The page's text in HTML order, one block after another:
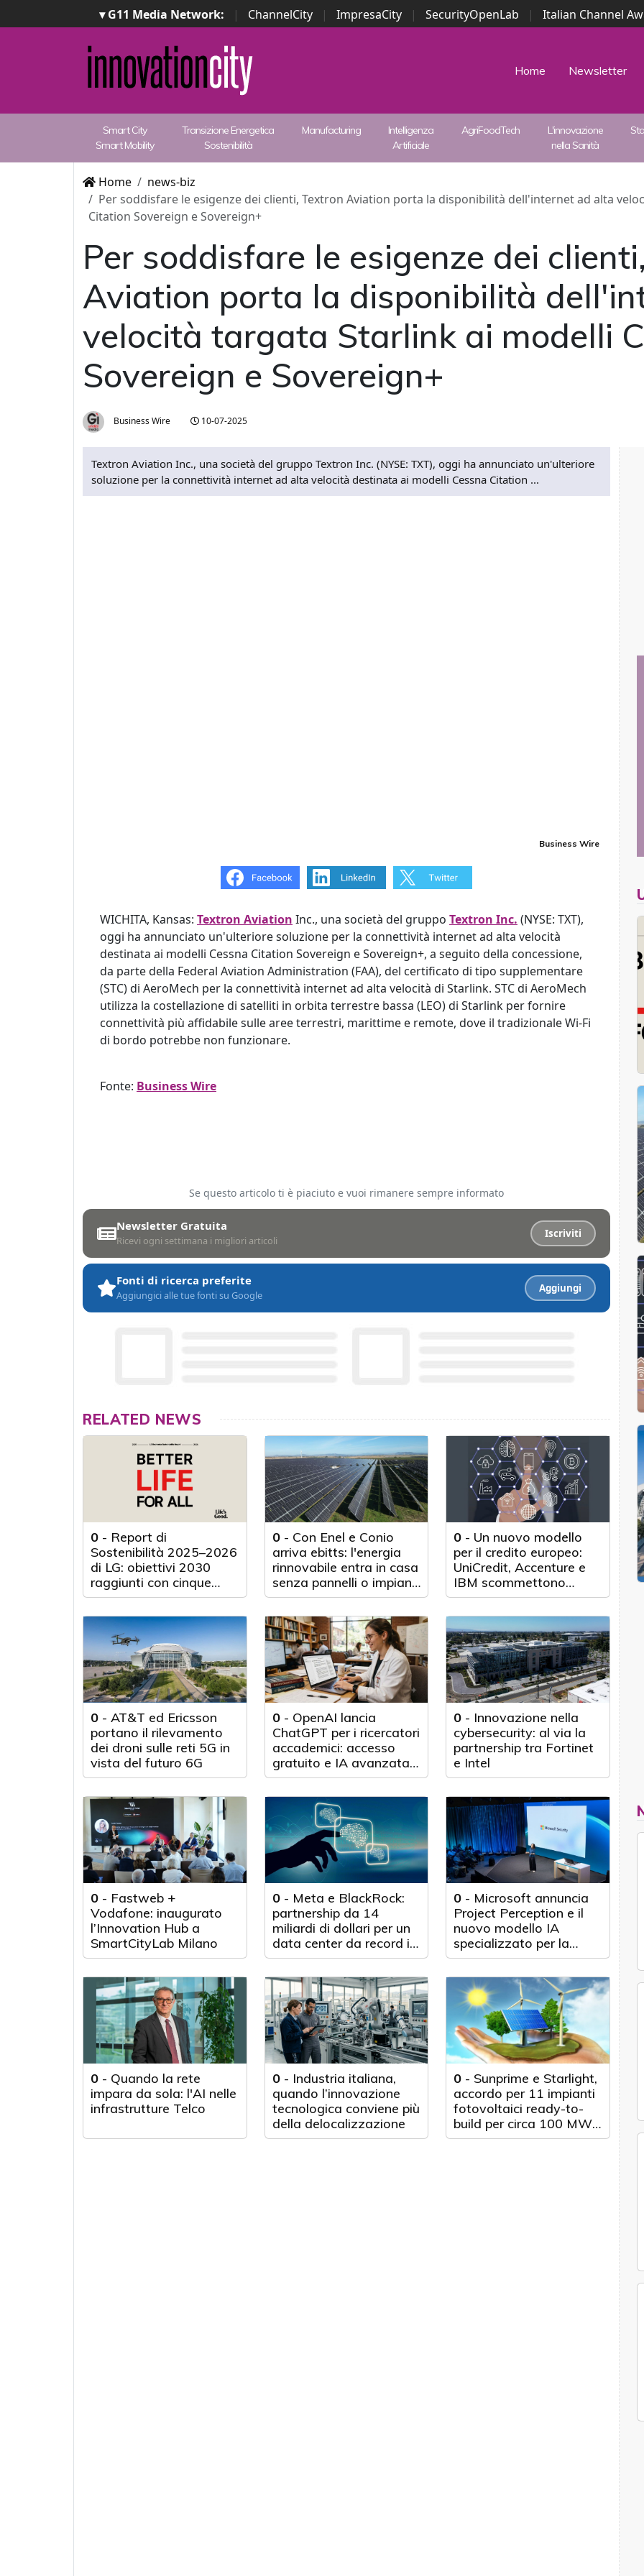
▾ G11 Media Network: | ChannelCity | ImpresaCity | SecurityOpenLab | Italian Channel
Security Awards | ...
Home Newsletter
Smart City
Smart Mobility
Transizione Energetica
Sostenibilità
Manufacturing
Intelligenza
Artificiale
AgriFoodTech
L'innovazione
nella Sanità
Home
news-biz
Per soddisfare le esigenze dei clienti, Textron Aviation porta la disponibilità dell'internet ad alta
Citation Sovereign e Sovereign+
Per soddisfare le esigenze dei
Aviation porta la disponibilità
velocità targata Starlink ai modelli
Sovereign e Sovereign+
Business Wire 10-07-2025
Textron Aviation Inc., una società del gruppo Textron Inc. (NYSE: TXT), oggi ha annunciato un'ulteriore
soluzione per la connettività internet ad alta velocità destinata ai modelli Cessna Citation ...
Business Wire
WICHITA, Kansas: Textron Aviation Inc., una società del gruppo Textron Inc. (NYSE: TXT),
oggi ha annunciato un'ulteriore soluzione per la connettività internet ad alta velocità
destinata ai modelli Cessna Citation Sovereign e Sovereign+, a seguito della concessione,
da parte della Federal Aviation Administration (FAA), del certificato di tipo supplementare
(STC) di AeroMech per la connettività internet ad alta velocità di Starlink. STC di AeroMech
utilizza la costellazione di satelliti in orbita terrestre bassa (LEO) di Starlink per fornire
connettività più affidabile sulle aree terrestri, marittime e remote, dove il tradizionale Wi-Fi
di bordo potrebbe non funzionare.
Fonte: Business Wire
Se questo articolo ti è piaciuto e vuoi rimanere sempre informato
Newsletter Gratuita
Ricevi ogni settimana i migliori articoli
Iscriviti
Fonti di ricerca preferite
Aggiungici alle tue fonti su Google
Aggiungi
RELATED NEWS
0 - Report di
Sostenibilità 2025–2026
di LG: obiettivi 2030
raggiunti con cinque
anni d'anticipo
0- Con Enel e Conio
arriva ebitts: l'energia
rinnovabile entra in casa
senza pannelli o impianti
fisici
0 - Un nuovo modello
per il credito europeo:
UniCredit, Accenture e
IBM scommettono
sull'innovazione
tecnologica
0 - AT&T ed Ericsson
portano il rilevamento
dei droni sulle reti 5G in
vista del futuro 6G
0- OpenAI lancia
ChatGPT per i ricercatori
accademici: accesso
gratuito e IA avanzata
per 100.000 scienziati
0 - Innovazione nella
cybersecurity: al via la
partnership tra Fortinet
e Intel
0 - Fastweb +
Vodafone: inaugurato
l’Innovation Hub a
SmartCityLab Milano
0- Meta e BlackRock:
partnership da 14
miliardi di dollari per un
data center da record in
Texas
0 - Microsoft annuncia
Project Perception e il
nuovo modello IA
specializzato per la
cybersecurity
0 - Quando la rete
impara da sola: l'AI nelle
infrastrutture Telco
0- Industria italiana,
quando l’innovazione
tecnologica conviene più
della delocalizzazione
0 - Sunprime e Starlight,
accordo per 11 impianti
fotovoltaici ready-to-
build per circa 100 MWp
in Italia